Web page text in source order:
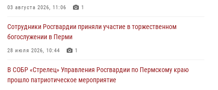
Росгвардейцы оказали силовую поддержку при задержании
28 июля 2026, 06:15
03 августа 2026, 11:06 1
Сотрудники Росгвардии приняли участие в торжественном
богослужении в Перми
28 июля 2026, 10:44 1
В СОБР «Стрелец» Управления Росгвардии по Пермскому краю
прошло патриотическое мероприятие